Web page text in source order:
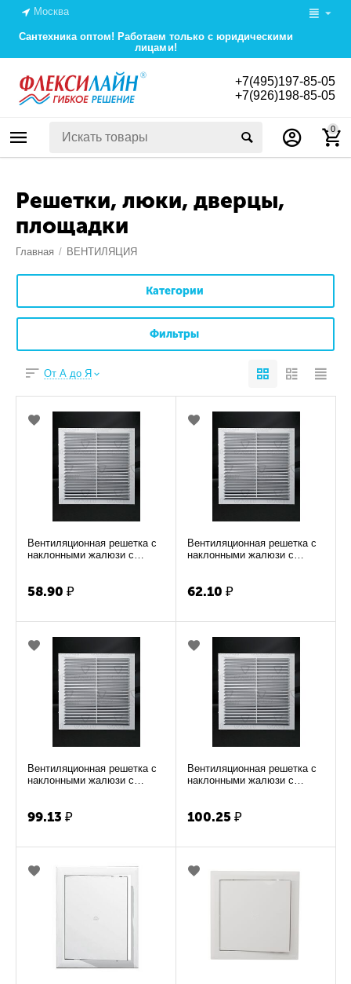
Москва
Сантехника оптом! Работаем только с юридическими
лицами!
+7(495)197-85-05
+7(926)198-85-05
0
Решетки, люки, дверцы,
площадки
Главная / ВЕНТИЛЯЦИЯ
Категории
Фильтры
От А до Я
Вентиляционная решетка с
наклонными жалюзи с
58.90 ₽
Вентиляционная решетка с
наклонными жалюзи с
62.10 ₽
Вентиляционная решетка с
наклонными жалюзи с
99.13 ₽
Вентиляционная решетка с
наклонными жалюзи с
100.25 ₽